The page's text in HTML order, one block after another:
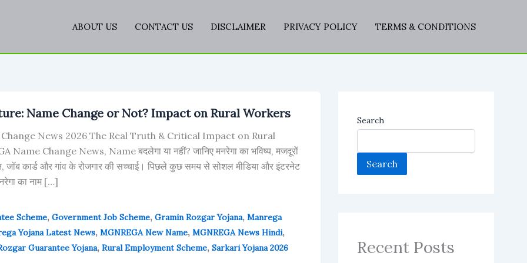
ABOUT US CONTACT US DISCLAIMER PRIVACY POLICY TERMS & CONDITIONS
Name Change or Not? Impact on Rural Workers
Change News 2026 The Real Truth & Critical Impact on Rural
Name Change News, Name बदलेगा या नहीं? जानिए मनरेगा का भविष्य, मजदूरों
जॉब कार्ड और गांव के रोजगार की सच्चाई। पिछले कुछ समय से सोशल मीडिया और इंटरनेट
का नाम […]
Scheme, Government Job Scheme, Gramin Rozgar Yojana, Manrega
Yojana Latest News, MGNREGA New Name, MGNREGA News Hindi,
Guarantee Yojana, Rural Employment Scheme, Sarkari Yojana 2026
Search
Search
Recent Posts